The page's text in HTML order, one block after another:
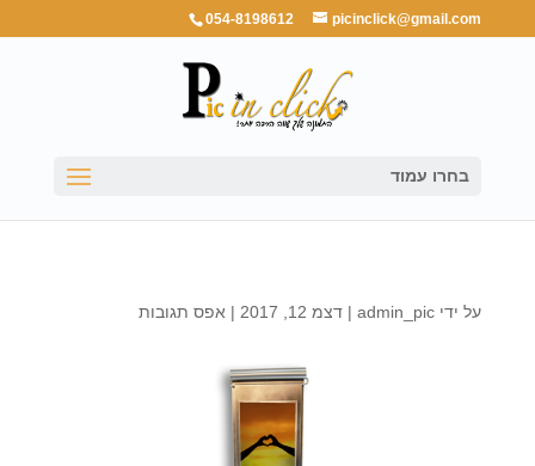
054-8198612 picinclick@gmail.com
בחרו עמוד
על ידי admin_pic
| דצמ 12, 2017 | אפס תגובות